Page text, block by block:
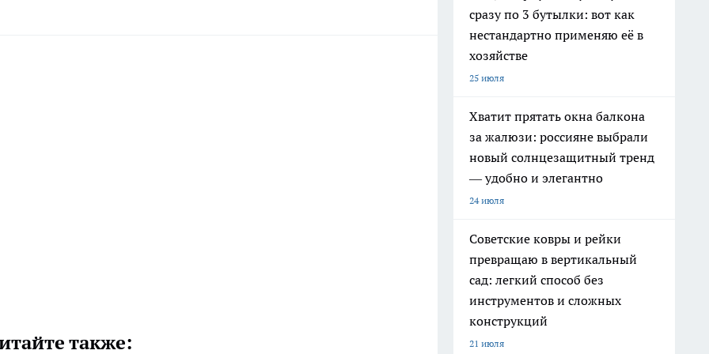
также:
сразу по 3 бутылки: вот как
нестандартно применяю её в
хозяйстве
25 июля
Хватит прятать окна балкона
за жалюзи: россияне выбрали
новый солнцезащитный тренд
— удобно и элегантно
24 июля
Советские ковры и рейки
превращаю в вертикальный
сад: легкий способ без
инструментов и сложных
конструкций
21 июля